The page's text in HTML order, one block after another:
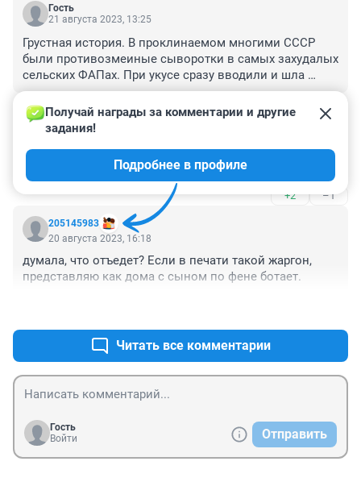
Гость
21 августа 2023, 13:25
Грустная история. В проклинаемом многими СССР
были противозмеиные сыворотки в самых захудалых
сельских ФАПах. При укусе сразу вводили и шла
нейтрализация яда. Теперь их нет и в больницах.
Просто токсикология, просто капельницы, а там как
повезет.
Гость
Странно, гадюки сородичей не кусают вроде)
+2 –1
205145983
Получай награды за комментарии и другие
задания!
Подробнее в профиле
20 августа 2023, 16:18
думала, что отъедет? Если в печати такой жаргон,
представляю как дома с сыном по фене ботает.
Читать все комментарии
Гость
Войти
Отправить